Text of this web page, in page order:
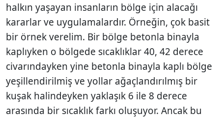
halkın yaşayan insanların bölge için alacağı
kararlar ve uygulamalardır. Örneğin, çok basit
bir örnek verelim. Bir bölge betonla binayla
kaplıyken o bölgede sıcaklıklar 40, 42 derece
civarındayken yine betonla binayla kaplı bölge
yeşillendirilmiş ve yollar ağaçlandırılmış bir
kuşak halindeyken yaklaşık 6 ile 8 derece
arasında bir sıcaklık farkı oluşuyor. Ancak bu